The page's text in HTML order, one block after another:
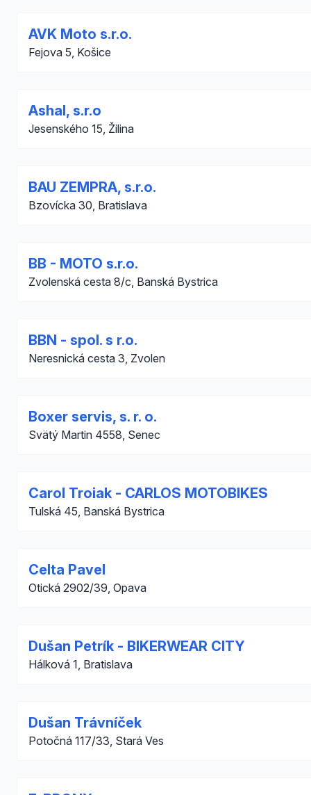
AVK Moto s.r.o.
Fejova 5, Košice
Ashal, s.r.o
Jesenského 15, Žilina
BAU ZEMPRA, s.r.o.
Bzovícka 30, Bratislava
BB - MOTO s.r.o.
Zvolenská cesta 8/c, Banská Bystrica
BBN - spol. s r.o.
Neresnická cesta 3, Zvolen
Boxer servis, s. r. o.
Svätý Martin 4558, Senec
Carol Troiak - CARLOS MOTOBIKES
Tulská 45, Banská Bystrica
Celta Pavel
Otická 2902/39, Opava
Dušan Petrík - BIKERWEAR CITY
Hálková 1, Bratislava
Dušan Trávníček
Potočná 117/33, Stará Ves